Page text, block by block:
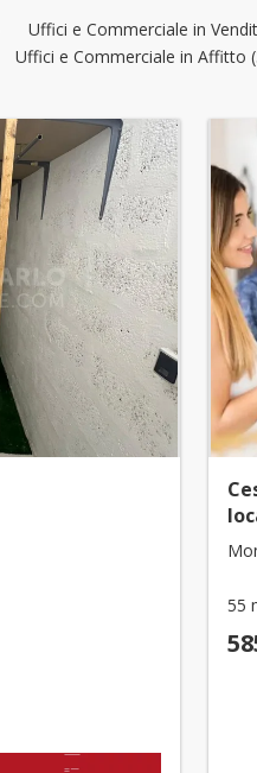
Uffici e Commerciale in
Uffici e Commerciale in Affitto
55